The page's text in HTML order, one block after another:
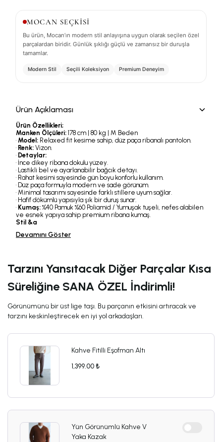
MOCAN SEÇKİSİ
Bu ürün, Mocan’ın modern stil anlayışına uygun olarak seçilen özel
parçalardan biridir. Günlük şıklığı güçlü ve zamansız bir duruşla
tamamlar.
Modern Stil Seçili Koleksiyon Premium Deneyim
Ürün Açıklaması
Ürün Özellikleri;
Manken Ölçüleri: 178 cm | 80 kg | M Beden
• Model: Relaxed fit kesime sahip, düz paça ribanalı pantolon.
• Renk: Vizon.
• Detaylar:
• İnce dikey ribana dokulu yüzey.
• Lastikli bel ve ayarlanabilir bağcık detayı.
• Rahat kesimi sayesinde gün boyu konforlu kullanım.
• Düz paça formuyla modern ve sade görünüm.
• Minimal tasarımı sayesinde farklı stillere uyum sağlar.
• Hafif dökümlü yapısıyla şık bir duruş sunar.
• Kumaş: %40 Pamuk %60 Poliamid / Yumuşak tuşeli, nefes alabilen
ve esnek yapıya sahip premium ribana kumaş.
Stil &a
Devamını Göster
Tarzını Yansıtacak Diğer Parçalar Kısa
Süreliğine SANA ÖZEL İndirimli!
Görünümünü bir üst lige taşı. Bu parçanın etkisini artıracak ve
tarzını keskinleştirecek en iyi yol arkadaşları.
Kahve Fitilli Eşofman Altı
1,399.00 ₺
Yün Görünümlü Kahve V
Yaka Kazak